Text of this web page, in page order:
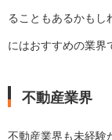
ることもあるかもし
にはおすすめの業界
不動産業界
不動産業界も未経験